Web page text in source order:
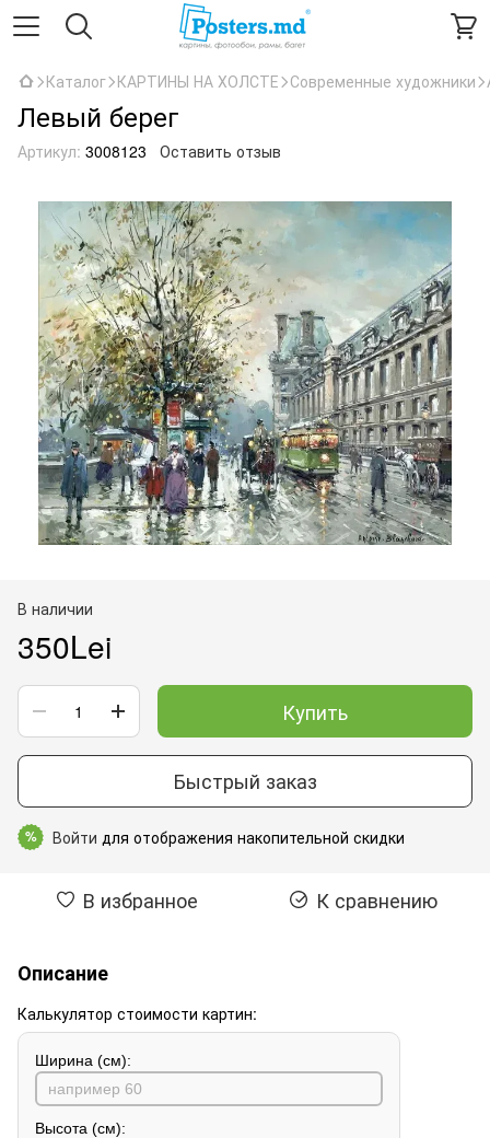
Каталог КАРТИНЫ НА ХОЛСТЕ Современные художники
Левый берег
Артикул: 3008123 Оставить отзыв
В наличии
350Lei
Купить
Быстрый заказ
% Войти для отображения накопительной скидки
В избранное К сравнению
Описание
Калькулятор стоимости картин:
Ширина (см):
Высота (см):